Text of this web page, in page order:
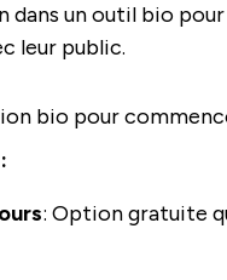
dans un outil bio pour
leur public.
bio pour
: Option gratuite